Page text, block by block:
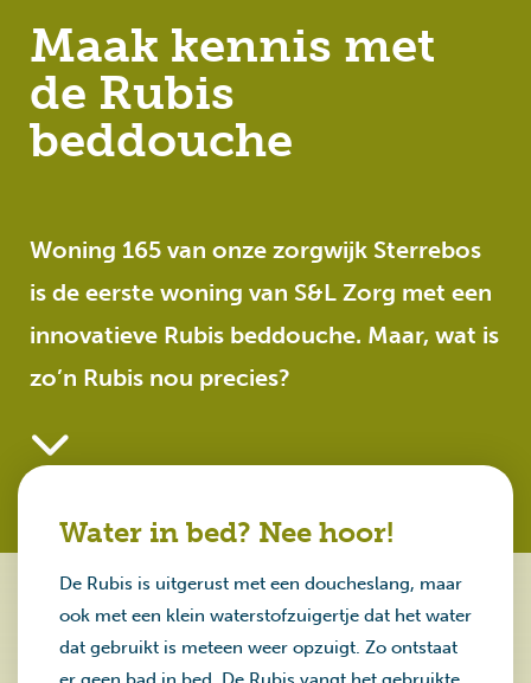
Maak kennis met
de Rubis
beddouche
Woning 165 van onze zorgwijk Sterrebos
is de eerste woning van S&L Zorg met een
innovatieve Rubis beddouche. Maar, wat is
zo’n Rubis nou precies?
Water in bed? Nee hoor!
De Rubis is uitgerust met een doucheslang, maar
ook met een klein waterstofzuigertje dat het water
dat gebruikt is meteen weer opzuigt. Zo ontstaat